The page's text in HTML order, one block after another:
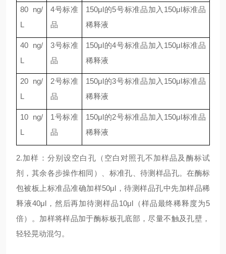
80 ng/
L
4号标准
品
150μl的5号标准品加入 150μl标准品
稀释液
40 ng/
L
3号标准
品
150μl的4号标准品加入 150μl标准品
稀释液
20 ng/
L
2号标准
品
150μl的3号标准品加入 150μl标准品
稀释液
10 ng/
L
1号标准
品
150μl的2号标准品加入 150μl标准品
稀释液
2.加样：分别设空白孔（空白对照孔不加样品及酶标试
剂，其余各步操作相同）、标准孔、待测样品孔。在酶标
包被板上标准品准确加样50μl，待测样品孔中先加样品稀
释液40μl，然后再加待测样品10μl（样品最终稀释度为5
倍）。加样将样品加于酶标板孔底部，尽量不触及孔壁，
轻轻晃动混匀。